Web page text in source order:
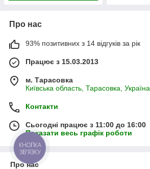
Про нас
93% позитивних з 14 відгуків за рік
Працює з 15.03.2013
м. Тарасовка
Київська область, Тарасовка, Україна
Контакти
Сьогодні працює з 11:00 до 16:00
Показати весь графік роботи
Про нас
КНОПКА
ЗВ'ЯЗКУ